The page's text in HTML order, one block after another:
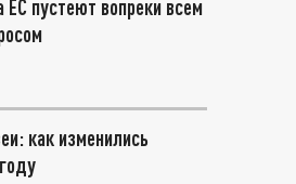
пустеют вопреки всем
как изменились